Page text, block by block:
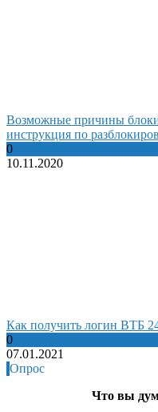
Возможные причины
инструкция по
0
10.11.2020
Как получить логин ВТБ
0
07.01.2021
Опрос
Что вы